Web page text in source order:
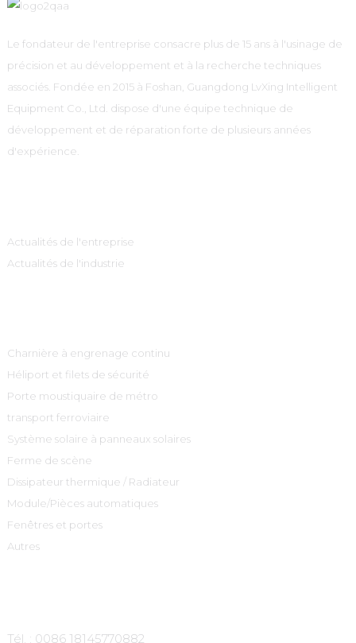
Le fondateur de l'entreprise consacre plus de 15 ans à l'usinage de
précision et au développement et à la recherche techniques
associés. Fondée en 2015 à Foshan, Guangdong LvXing Intelligent
Equipment Co., Ltd. dispose d'une équipe technique de
développement et de réparation forte de plusieurs années
d'expérience.
Actualités de l'entreprise
Actualités de l'industrie
Charnière à engrenage continu
Héliport et filets de sécurité
Porte moustiquaire de métro
transport ferroviaire
Système solaire à panneaux solaires
Ferme de scène
Dissipateur thermique / Radiateur
Module/Pièces automatiques
Fenêtres et portes
Autres
Tél. : 0086 18145770882